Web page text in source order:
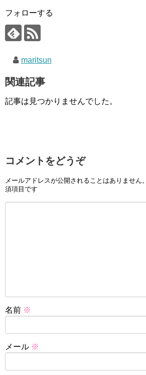
フォローする
maritsun
関連記事
記事は見つかりませんでした。
コメントをどうぞ
メールアドレスが公開されることはありません。
須項目です
名前 ※
メール ※